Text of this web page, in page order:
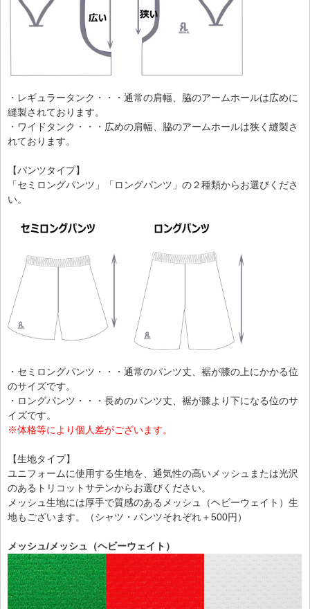
・レギュラータンク・・・通常の肩幅、脇のアームホールは広めに
縫製されております。
・ワイドタンク・・・広めの肩幅、脇のアームホールは狭く縫製さ
れております。
【パンツタイプ】
「セミロングパンツ」「ロングパンツ」の２種類からお選びくださ
い。
・セミロングパンツ・・・通常のパンツ丈、裾が膝の上にかかる位
のサイズです。
・ロングパンツ・・・長めのパンツ丈、裾が膝より下になる位のサ
イズです。
※体格等により個人差がございます。
【生地タイプ】
ユニフォームに使用する生地を、通気性の高いメッシュまたは光沢
のあるトリコットサテンからお選びください。
メッシュ生地には厚手で質感のあるメッシュ（ヘビーウェイト）生
地もございます。（シャツ・パンツそれぞれ＋500円）
メッシュ/メッシュ（ヘビーウェイト）